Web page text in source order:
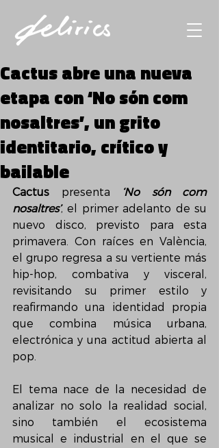
Cactus abre una nueva
etapa con ‘No són com
nosaltres’, un grito
identitario, crítico y
bailable
Cactus presenta
‘No són com
nosaltres’, el primer adelanto de su
nuevo disco, previsto para esta
primavera. Con raíces en València,
el grupo regresa a su vertiente más
hip-hop, combativa y visceral,
revisitando su primer estilo y
reafirmando una identidad propia
que combina música urbana,
electrónica y una actitud abierta al
pop.
El tema nace de la necesidad de
analizar no solo la realidad social,
sino también el ecosistema
musical e industrial en el que se